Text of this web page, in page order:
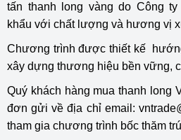
tấn thanh long vàng do Công
khẩu với chất lượng và hương vị
Chương trình được thiết kế
xây dựng thương hiệu bền vững,
Quý khách hàng mua thanh long
đơn gửi về địa chỉ email:
tham gia chương trình bốc thăm